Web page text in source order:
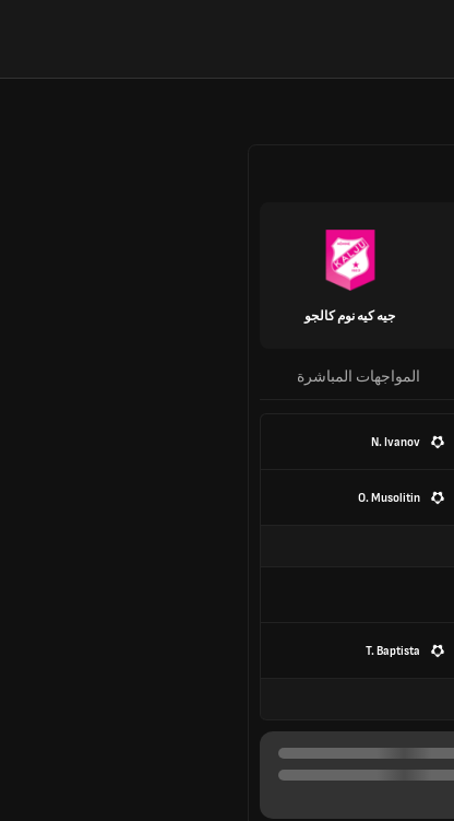
جيه كيه نوم كالجو
المواجهات المباشرة
N. Ivanov
O. Musolitin
T. Baptista